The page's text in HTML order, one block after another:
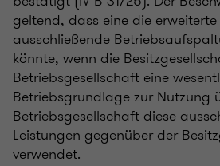
geltend, dass eine die erweiterte
ausschließende
könnte, wenn die
Betriebsgesellschaft eine
Betriebsgrundlage zur Nutzung
Betriebsgesellschaft diese
Leistungen gegenüber der
verwendet.